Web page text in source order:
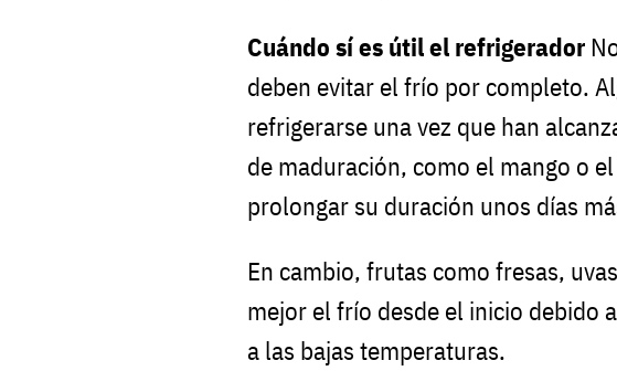
Cuándo sí es útil el refrigerador
deben evitar el frío por completo.
refrigerarse una vez que han
de maduración, como el mango o
prolongar su duración unos días
En cambio, frutas como fresas,
mejor el frío desde el inicio debido
a las bajas temperaturas.